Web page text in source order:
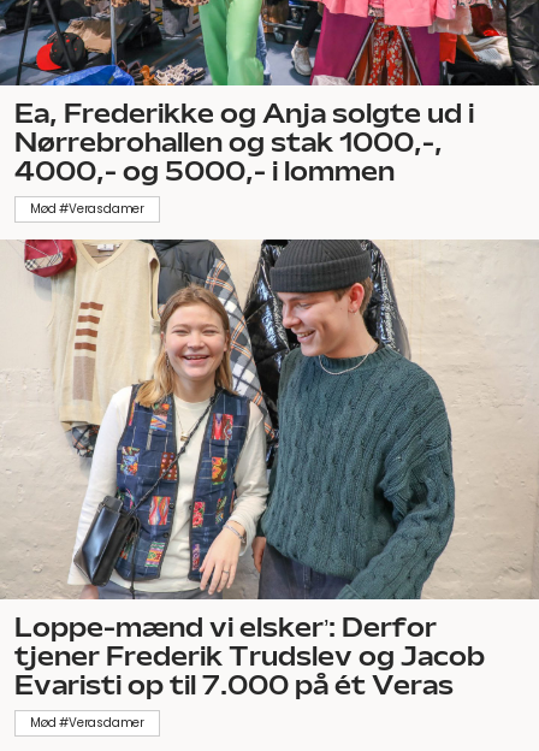
Ea, Frederikke og Anja solgte ud i
Nørrebrohallen og stak 1000,-,
4000,- og 5000,- i lommen
Mød #Verasdamer
Loppe-mænd vi elsker’: Derfor
tjener Frederik Trudslev og Jacob
Evaristi op til 7.000 på ét Veras
Mød #Verasdamer